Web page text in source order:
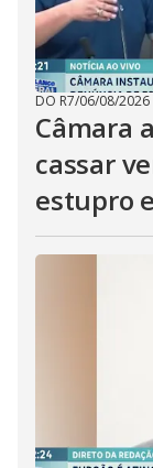
DO R7/06/08/2026
Câmara
cassar
estupro